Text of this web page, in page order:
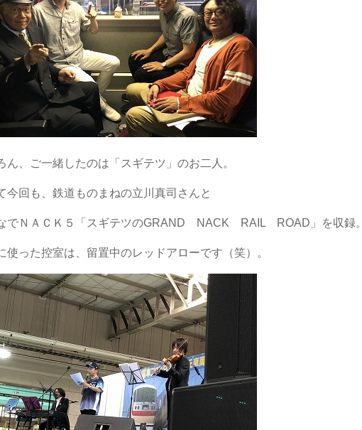
ん、ご一緒したのは「スギテツ」のお二人。
今回も、鉄道ものまねの立川真司さんと
でＮＡＣＫ５「スギテツのGRAND NACK RAIL ROAD」を収録。
使った控室は、留置中のレッドアローです（笑）。